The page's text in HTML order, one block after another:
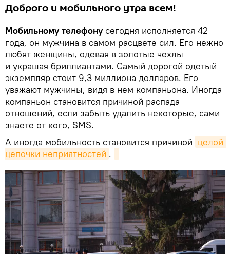
Доброго и мобильного утра всем!
Мобильному телефону сегодня исполняется 42
года, он мужчина в самом расцвете сил. Его нежно
любят женщины, одевая в золотые чехлы
и украшая бриллиантами. Самый дорогой одетый
экземпляр стоит 9,3 миллиона долларов. Его
уважают мужчины, видя в нем компаньона. Иногда
компаньон становится причиной распада
отношений, если забыть удалить некоторые, сами
знаете от кого, SMS.
А иногда мобильность становится причиной целой
цепочки неприятностей .